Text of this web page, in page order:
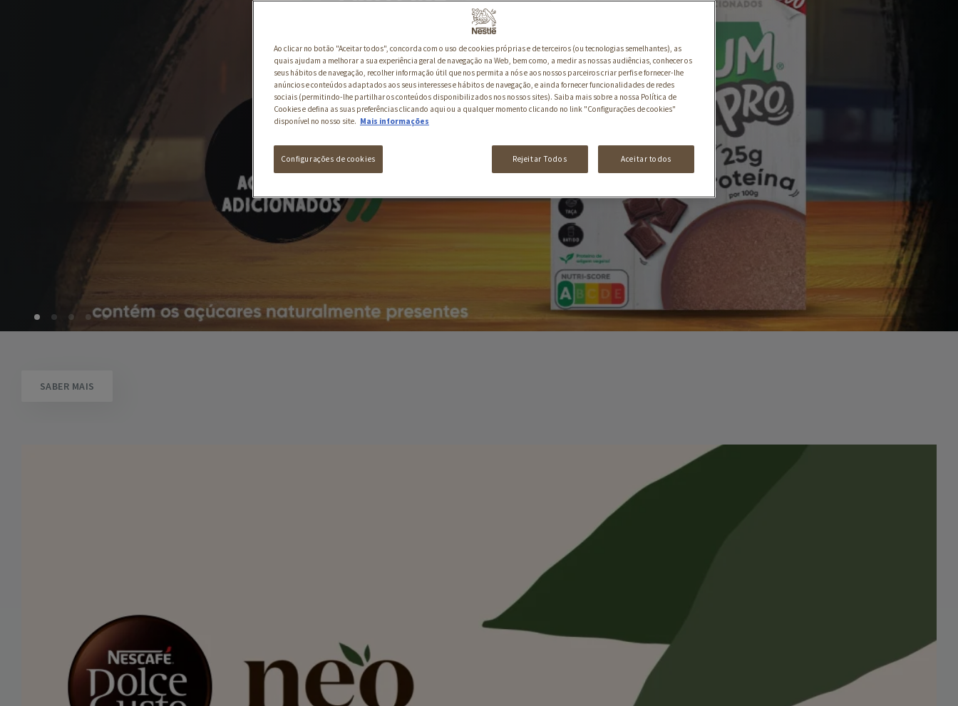
SABER MAIS
Ao clicar no botão "Aceitar todos", concorda com o uso de cookies próprias e de terceiros (ou tecnologias semelhantes), as
quais ajudam a melhorar a sua experiência geral de navegação na Web, bem como, a medir as nossas audiências, conhecer os
seus hábitos de navegação, recolher informação útil que nos permita a nós e aos nossos parceiros criar perfis e fornecer-lhe
anúncios e conteúdos adaptados aos seus interesses e hábitos de navegação, e ainda fornecer funcionalidades de redes
sociais (permitindo-lhe partilhar os conteúdos disponibilizados nos nossos sites). Saiba mais sobre a nossa Política de
Cookies e defina as suas preferências clicando aqui ou a qualquer momento clicando no link "Configurações de cookies"
disponível no nosso site. Mais informações
Rejeitar Todos Aceitar todos
Configurações de cookies